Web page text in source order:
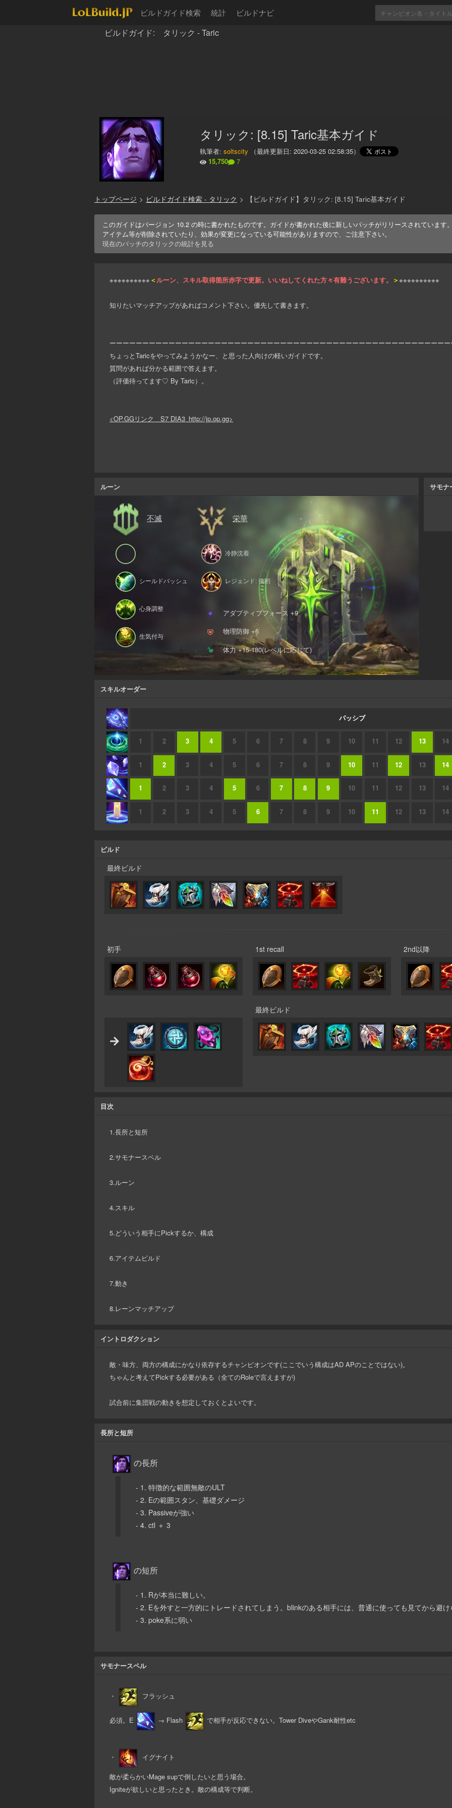
ビルドガイド検索 統計 ビルドナビ
ビルドガイド: タリック - Taric
タリック: [8.15] Taric基本ガイド
執筆者: soltscity （最終更新日: 2020-03-25 02:58:35）
15,750
7
トップページ > ビルドガイド検索 - タリック > 【ビルドガイド】タリック: [8.15] Taric基本ガイド
このガイドはバージョン 10.2 の時に書かれたものです。ガイドが書かれた後に新しいパッチがリリースされています
アイテム等が削除されていたり、効果が変更になっている可能性がありますので、ご注意下さい。
現在のパッチのタリックの統計を見る
※※※※※※※※※※ ＜ルーン、スキル取得箇所赤字で更新。いいねしてくれた方々有難うございます。 ＞※※※※※※※※※※
知りたいマッチアップがあればコメント下さい。優先して書きます。
ーーーーーーーーーーーーーーーーーーーーーーーーーーーーーーーーーーーーーーーーーーーーーーーーーーー
ちょっとTaricをやってみようかなー、と思った人向けの軽いガイドです。
質問があれば分かる範囲で答えます。
（評価待ってます♡ By Taric）。
<OP.GGリンク S7 DIA3_http://jp.op.gg>
ルーン
不滅
シールドバッシュ
心身調整
生気付与
栄華
冷静沈着
レジェンド: 強靭
アダプティブフォース +9
物理防御 +6
体力 +15-180(レベルに応じて)
サモナ
スキルオーダー
パッシブ
1 2 3 4 5 6 7 8 9 10 11 12 13 14
1 2 3 4 5 6 7 8 9 10 11 12 13 14
1 2 3 4 5 6 7 8 9 10 11 12 13 14
1 2 3 4 5 6 7 8 9 10 11 12 13 14
ビルド
最終ビルド
初手 1st recall 2nd以降
最終ビルド
目次
1.長所と短所
2.サモナースペル
3.ルーン
4.スキル
5.どういう相手にPickするか、構成
6.アイテムビルド
7.動き
8.レーンマッチアップ
イントロダクション
敵・味方、両方の構成にかなり依存するチャンピオンです(ここでいう構成はAD APのことではない)。
ちゃんと考えてPickする必要がある（全てのRoleで言えますが)
試合前に集団戦の動きを想定しておくとよいです。
長所と短所
の長所
- 1. 特徴的な範囲無敵のULT
- 2. Eの範囲スタン、基礎ダメージ
- 3. Passiveが強い
- 4. ctl ＋ 3
の短所
- 1. Rが本当に難しい。
- 2. Eを外すと一方的にトレードされてしまう。blinkのある相手には、普通に使っても見てから避
- 3. poke系に弱い
サモナースペル
・ フラッシュ
必須。E → Flash で相手が反応できない。Tower DiveやGank耐性etc
・ イグナイト
敵が柔らかいMage supで倒したいと思う場合。
Igniteが欲しいと思ったとき。敵の構成等で判断。